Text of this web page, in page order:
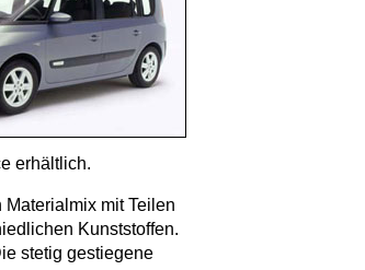
erhältlich.
mit Teilen
Kunststoffen.
stetig gestiegene